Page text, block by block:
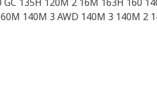
140M 3 AWD 140M 3 140M 2